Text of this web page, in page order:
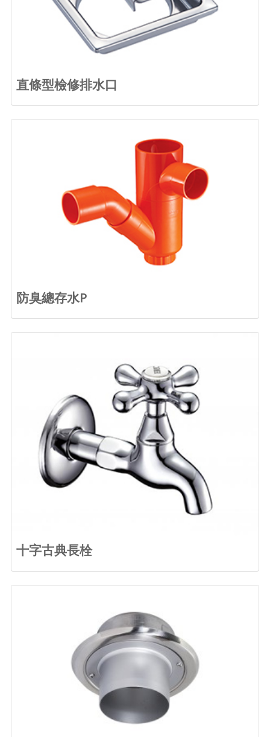
直條型檢修排水口
防臭總存水P
十字古典長栓